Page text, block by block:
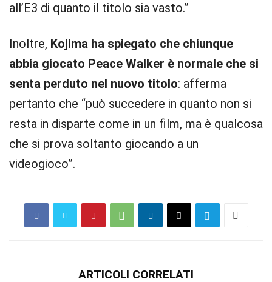
all’E3 di quanto il titolo sia vasto.”
Inoltre, Kojima ha spiegato che chiunque
abbia giocato Peace Walker è normale che si
senta perduto nel nuovo titolo: afferma
pertanto che “può succedere in quanto non si
resta in disparte come in un film, ma è qualcosa
che si prova soltanto giocando a un
videogioco”.
ARTICOLI CORRELATI